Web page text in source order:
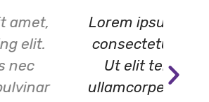
ipsum dolor sit amet,
adipiscing elit.
tellus, luctus nec
mattis, pulvinar